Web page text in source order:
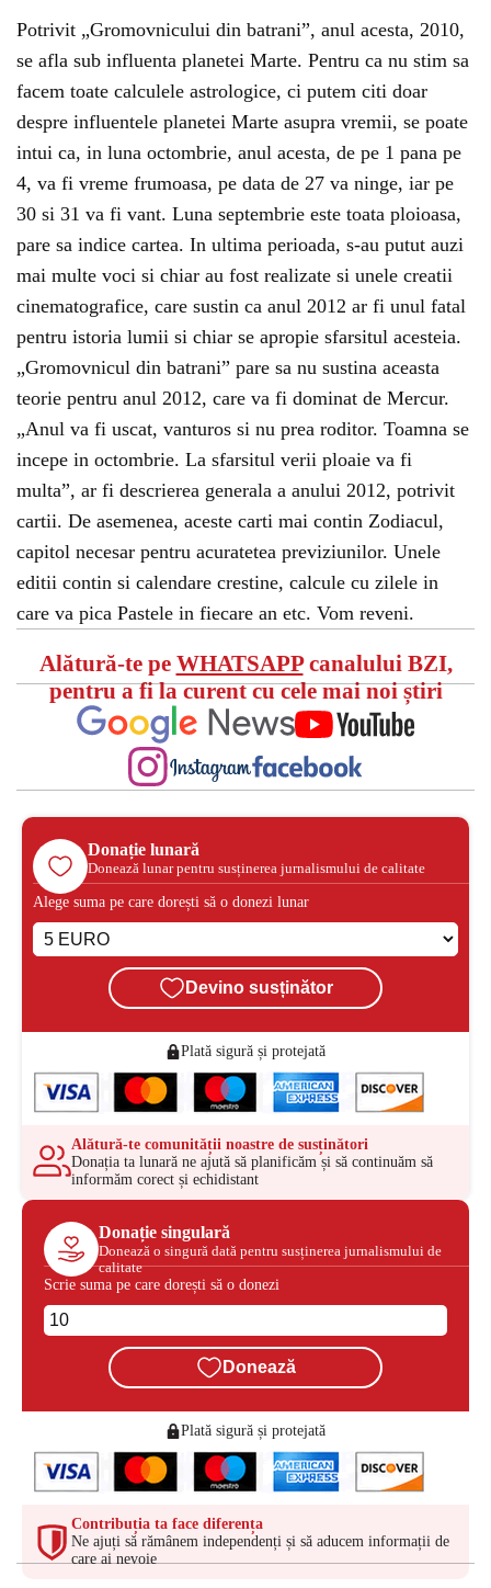
Potrivit „Gromovnicului din batrani”, anul acesta, 2010,
se afla sub influenta planetei Marte. Pentru ca nu stim sa
facem toate calculele astrologice, ci putem citi doar
despre influentele planetei Marte asupra vremii, se poate
intui ca, in luna octombrie, anul acesta, de pe 1 pana pe
4, va fi vreme frumoasa, pe data de 27 va ninge, iar pe
30 si 31 va fi vant. Luna septembrie este toata ploioasa,
pare sa indice cartea. In ultima perioada, s-au putut auzi
mai multe voci si chiar au fost realizate si unele creatii
cinematografice, care sustin ca anul 2012 ar fi unul fatal
pentru istoria lumii si chiar se apropie sfarsitul acesteia.
„Gromovnicul din batrani” pare sa nu sustina aceasta
teorie pentru anul 2012, care va fi dominat de Mercur.
„Anul va fi uscat, vanturos si nu prea roditor. Toamna se
incepe in octombrie. La sfarsitul verii ploaie va fi
multa”, ar fi descrierea generala a anului 2012, potrivit
cartii. De asemenea, aceste carti mai contin Zodiacul,
capitol necesar pentru acuratetea previziunilor. Unele
editii contin si calendare crestine, calcule cu zilele in
care va pica Pastele in fiecare an etc. Vom reveni.
Alătură-te pe WHATSAPPcanalului BZI,
pentru a fi la curent cu cele mai noi știri
Donație lunară
Donează lunar pentru susținerea jurnalismului de calitate
Alege suma pe care dorești să o donezi lunar
Devino susținător
Plată sigură și protejată
Alătură-te comunității noastre de susținători
Donația ta lunară ne ajută să planificăm și să continuăm să
informăm corect și echidistant
Donație singulară
Donează o singură dată pentru susținerea jurnalismului de
calitate
Scrie suma pe care dorești să o donezi
Donează
Plată sigură și protejată
Contribuția ta face diferența
Ne ajuți să rămânem independenți și să aducem informații de
care ai nevoie